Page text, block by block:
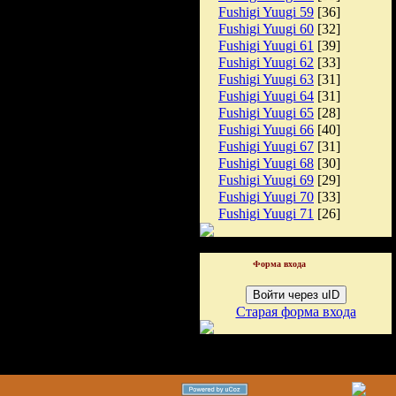
Fushigi Yuugi 59 [36]
Fushigi Yuugi 60 [32]
Fushigi Yuugi 61 [39]
Fushigi Yuugi 62 [33]
Fushigi Yuugi 63 [31]
Fushigi Yuugi 64 [31]
Fushigi Yuugi 65 [28]
Fushigi Yuugi 66 [40]
Fushigi Yuugi 67 [31]
Fushigi Yuugi 68 [30]
Fushigi Yuugi 69 [29]
Fushigi Yuugi 70 [33]
Fushigi Yuugi 71 [26]
Форма входа
Войти через uID
Старая форма входа